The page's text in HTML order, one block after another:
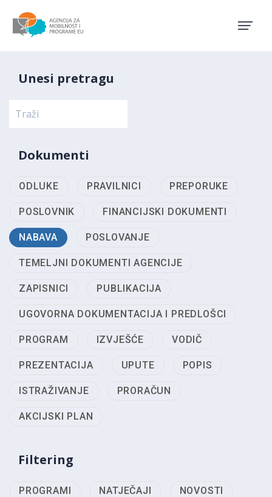
Unesi pretragu
Dokumenti
ODLUKE PRAVILNICI PREPORUKE
POSLOVNIK FINANCIJSKI DOKUMENTI
NABAVA POSLOVANJE
TEMELJNI DOKUMENTI AGENCIJE
ZAPISNICI PUBLIKACIJA
UGOVORNA DOKUMENTACIJA I PREDLOŠCI
PROGRAM IZVJEŠĆE VODIČ
PREZENTACIJA UPUTE POPIS
ISTRAŽIVANJE PRORAČUN
AKCIJSKI PLAN
Filtering
PROGRAMI NATJEČAJI NOVOSTI